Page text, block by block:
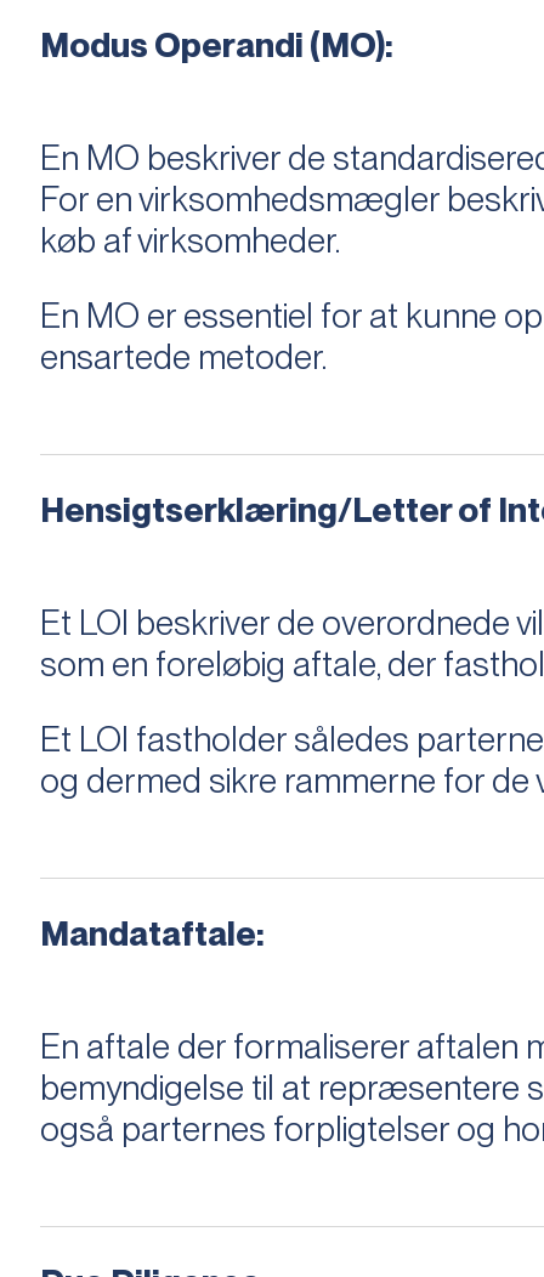
Modus Operandi (MO):
En MO beskriver de
For en virksomhedsmægler
køb af virksomheder.
En MO er essentiel for at kunne
ensartede metoder.
Hensigtserklæring/Letter of
Et LOI beskriver de overordnede
som en foreløbig aftale, der
Et LOI fastholder således
og dermed sikre rammerne for de
Mandataftale:
En aftale der formaliserer
bemyndigelse til at repræsentere
også parternes forpligtelser og